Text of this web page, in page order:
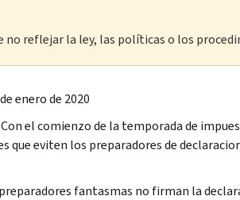
no reflejar la ley, las políticas o los
enero de 2020
el comienzo de la temporada de
que eviten los preparadores de
fantasmas no firman la